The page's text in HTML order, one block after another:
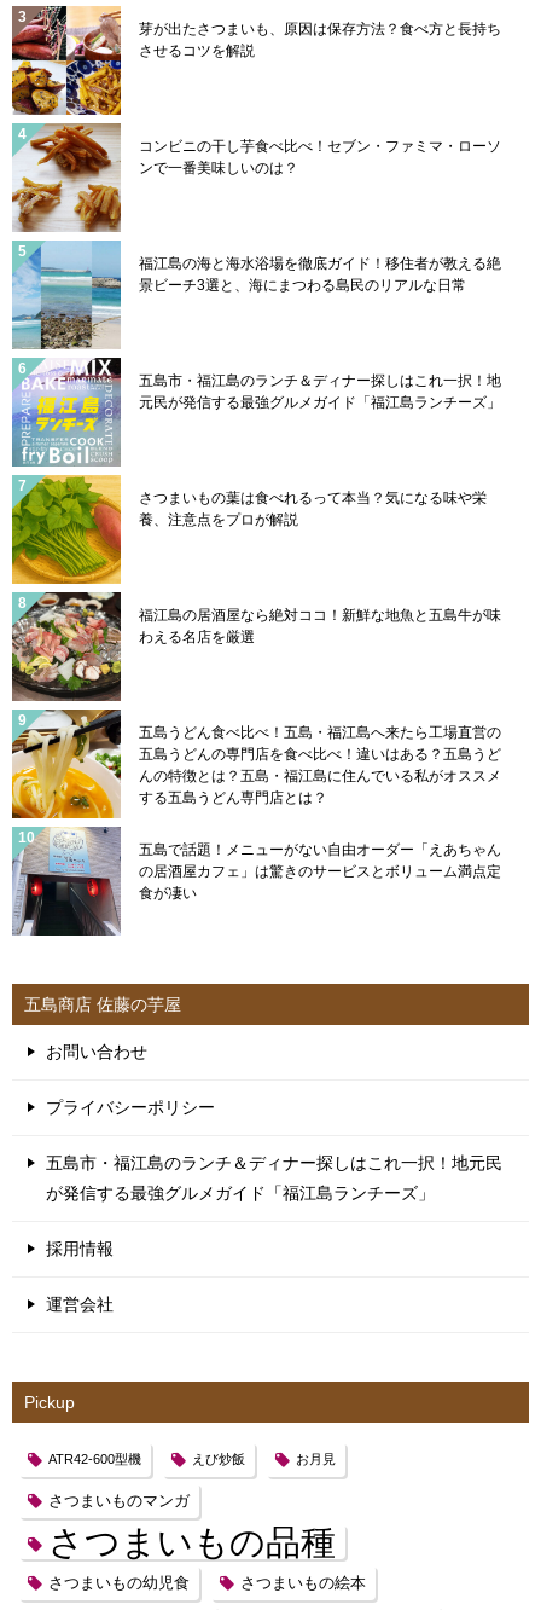
芽が出たさつまいも、原因は保存方法？食べ方と長持ち
させるコツを解説
コンビニの干し芋食べ比べ！セブン・ファミマ・ローソ
ンで一番美味しいのは？
福江島の海と海水浴場を徹底ガイド！移住者が教える絶
景ビーチ3選と、海にまつわる島民のリアルな日常
五島市・福江島のランチ＆ディナー探しはこれ一択！地
元民が発信する最強グルメガイド「福江島ランチーズ」
さつまいもの葉は食べれるって本当？気になる味や栄
養、注意点をプロが解説
福江島の居酒屋なら絶対ココ！新鮮な地魚と五島牛が味
わえる名店を厳選
五島うどん食べ比べ！五島・福江島へ来たら工場直営の
五島うどんの専門店を食べ比べ！違いはある？五島うど
んの特徴とは？五島・福江島に住んでいる私がオススメ
する五島うどん専門店とは？
五島で話題！メニューがない自由オーダー「えあちゃん
の居酒屋カフェ」は驚きのサービスとボリューム満点定
食が凄い
五島商店 佐藤の芋屋
お問い合わせ
プライバシーポリシー
五島市・福江島のランチ＆ディナー探しはこれ一択！地元民
が発信する最強グルメガイド「福江島ランチーズ」
採用情報
運営会社
Pickup
ATR42-600型機 えび炒飯 お月見
さつまいものマンガ
さつまいもの品種
さつまいもの幼児食 さつまいもの絵本